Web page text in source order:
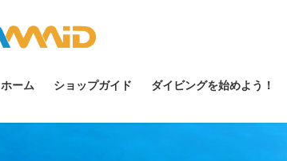
ホーム ショップガイド ダイビングを始めよう！